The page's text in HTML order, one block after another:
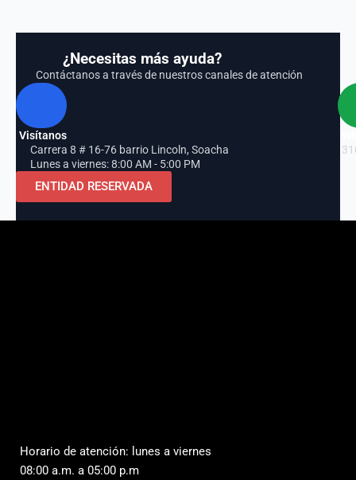
¿Necesitas más ayuda?
Contáctanos a través de nuestros canales de atención
Visítanos
Carrera 8 # 16-76 barrio Lincoln, Soacha
Lunes a viernes: 8:00 AM - 5:00 PM
ENTIDAD RESERVADA
Horario de atención: lunes a viernes
08:00 a.m. a 05:00 p.m